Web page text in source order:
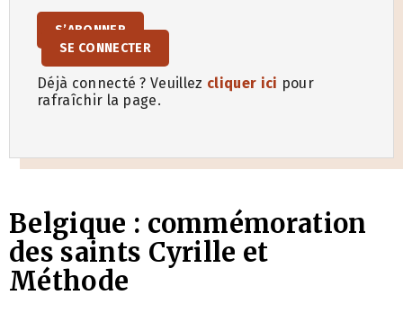
S’ABONNER
SE CONNECTER
Déjà connecté ? Veuillez cliquer ici pour
rafraîchir la page.
Belgique : commémoration
des saints Cyrille et
Méthode